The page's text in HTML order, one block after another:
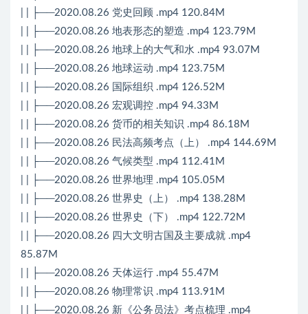
| | ├──2020.08.26 党史回顾 .mp4 120.84M
| | ├──2020.08.26 地表形态的塑造 .mp4 123.79M
| | ├──2020.08.26 地球上的大气和水 .mp4 93.07M
| | ├──2020.08.26 地球运动 .mp4 123.75M
| | ├──2020.08.26 国际组织 .mp4 126.52M
| | ├──2020.08.26 宏观调控 .mp4 94.33M
| | ├──2020.08.26 货币的相关知识 .mp4 86.18M
| | ├──2020.08.26 民法高频考点（上） .mp4 144.69M
| | ├──2020.08.26 气候类型 .mp4 112.41M
| | ├──2020.08.26 世界地理 .mp4 105.05M
| | ├──2020.08.26 世界史（上） .mp4 138.28M
| | ├──2020.08.26 世界史（下） .mp4 122.72M
| | ├──2020.08.26 四大文明古国及主要成就 .mp4
85.87M
| | ├──2020.08.26 天体运行 .mp4 55.47M
| | ├──2020.08.26 物理常识 .mp4 113.91M
| | ├──2020.08.26 新《公务员法》考点梳理 .mp4